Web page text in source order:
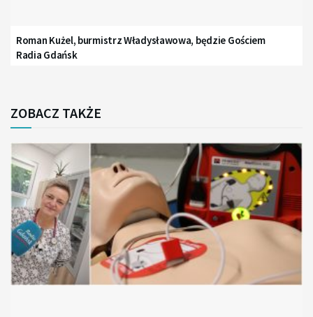
Roman Kużel, burmistrz Władysławowa, będzie Gościem
Radia Gdańsk
ZOBACZ TAKŻE